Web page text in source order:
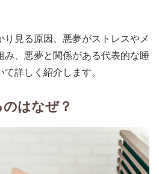
り見る原因、悪夢がストレスやメ
み、悪夢と関係がある代表的な睡
詳しく紹介します。
はなぜ？